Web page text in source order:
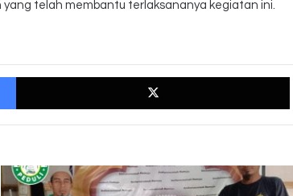
telah membantu terlaksananya kegiatan ini.
Facebook X
Pendistribusian
Air